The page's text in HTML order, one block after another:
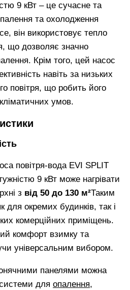
9 кВт – це сучасне та
та охолодження
він використовує тепло
що дозволяє значно
Крім того, цей насос
навіть за низьких
повітря, що робить його
умов.
повітря-вода EVI SPLIT
9 кВт може нагрівати
з від 50 до 130 м²Таким
для окремих будинків, так і
комерційних приміщень.
комфорт взимку та
універсальним вибором.
панелями можна
для опалення,